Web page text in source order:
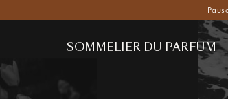
SOMMELIER DU PARFUM